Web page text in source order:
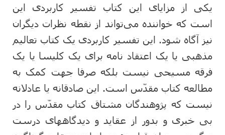
یکی از مزایای این کتاب تفسیر کاربردی این
است که خواننده می‌تواند از نقطه نظرات دیگران
نیز آگاه شود. این تفسیر کاربردی یک کتاب تعالیم
مذهبی یا یک اعتقاد نامه برای یک کلیسا یا یک
فرقه مسیحی نیست بلکه صرفا جهت کمک به
مطالعه کتاب مقدّس است. این صادقانه یا عادلانه
نیست که پژوهندگان مشتاق کتاب مقدّس را در
بی خبری و بدور از عقاید و دیدگاههای درست